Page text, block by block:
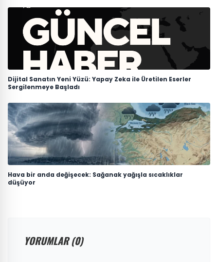
Dijital Sanatın Yeni Yüzü: Yapay Zeka ile Üretilen Eserler
Sergilenmeye Başladı
Hava bir anda değişecek: Sağanak yağışla sıcaklıklar
düşüyor
YORUMLAR (0)